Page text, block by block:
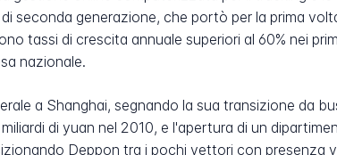
seconda generazione, che portò per la prima
tassi di crescita annuale superiori al 60% nei
nazionale.
a Shanghai, segnando la sua transizione da
di yuan nel 2010, e l'apertura di un
Deppon tra i pochi vettori con presenza